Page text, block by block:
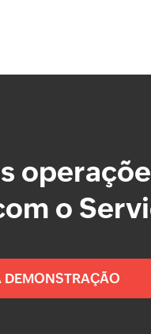
o
DEMONSTRAÇÃO